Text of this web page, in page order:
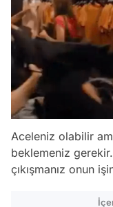
Aceleniz olabilir
beklemeniz
çıkışmanız onun